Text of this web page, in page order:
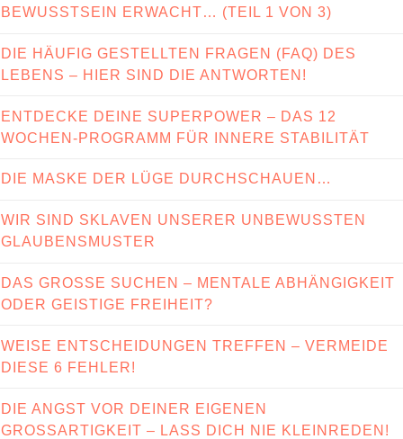
BEWUSSTSEIN ERWACHT… (TEIL 1 VON 3)
DIE HÄUFIG GESTELLTEN FRAGEN (FAQ) DES
LEBENS – HIER SIND DIE ANTWORTEN!
ENTDECKE DEINE SUPERPOWER – DAS 12
WOCHEN-PROGRAMM FÜR INNERE STABILITÄT
DIE MASKE DER LÜGE DURCHSCHAUEN…
WIR SIND SKLAVEN UNSERER UNBEWUSSTEN
GLAUBENSMUSTER
DAS GROSSE SUCHEN – MENTALE ABHÄNGIGKEIT
ODER GEISTIGE FREIHEIT?
WEISE ENTSCHEIDUNGEN TREFFEN – VERMEIDE
DIESE 6 FEHLER!
DIE ANGST VOR DEINER EIGENEN
GROSSARTIGKEIT – LASS DICH NIE KLEINREDEN!